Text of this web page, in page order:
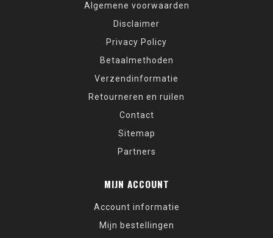
Algemene voorwaarden
Disclaimer
Privacy Policy
Betaalmethoden
Verzendinformatie
Retourneren en ruilen
Contact
Sitemap
Partners
MIJN ACCOUNT
Account informatie
Mijn bestellingen